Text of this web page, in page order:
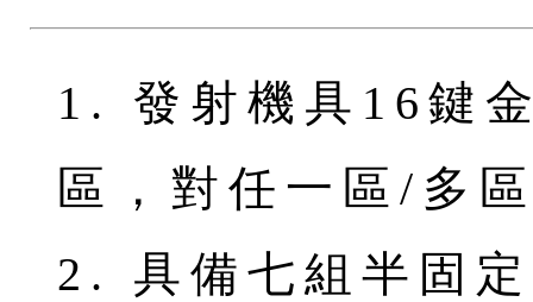
1. 發射機具16鍵
區，對任一區/多
2. 具備七組半固